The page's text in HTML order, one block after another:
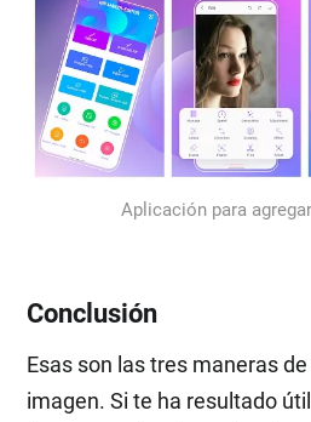
Aplicación para
Conclusión
Esas son las tres maneras
imagen. Si te ha resultado